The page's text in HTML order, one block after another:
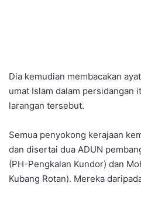
Dia kemudian membacakan
umat Islam dalam persidangan
larangan tersebut.
Semua penyokong kerajaan
dan disertai dua ADUN
(PH-Pengkalan Kundor) dan
Kubang Rotan). Mereka